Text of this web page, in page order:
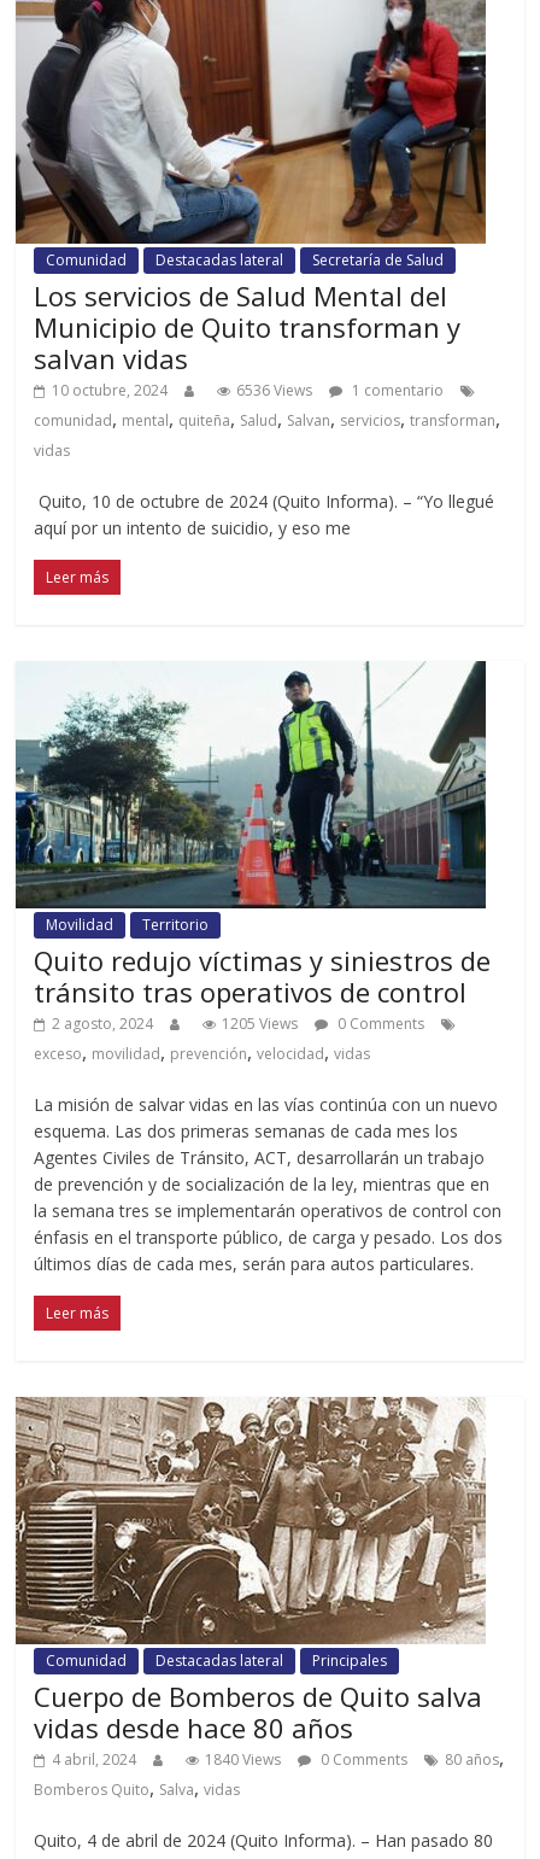
Comunidad Destacadas lateral Secretaría de Salud
Los servicios de Salud Mental del
Municipio de Quito transforman y
salvan vidas
10 octubre, 2024 6536 Views
1 comentario
comunidad, mental, quiteña, Salud, Salvan, servicios,transforman,
vidas
Quito, 10 de octubre de 2024 (Quito Informa). – “Yo llegué
aquí por un intento de suicidio, y eso me
Leer más
Movilidad Territorio
Quito redujo víctimas y siniestros de
tránsito tras operativos de control
2 agosto, 2024 1205 Views
0 Comments
exceso, movilidad, prevención,velocidad,vidas
La misión de salvar vidas en las vías continúa con un nuevo
esquema. Las dos primeras semanas de cada mes los
Agentes Civiles de Tránsito, ACT, desarrollarán un trabajo
de prevención y de socialización de la ley, mientras que en
la semana tres se implementarán operativos de control con
énfasis en el transporte público, de carga y pesado. Los dos
últimos días de cada mes, serán para autos particulares.
Leer más
Comunidad Destacadas lateral Principales
Cuerpo de Bomberos de Quito salva
vidas desde hace 80 años
4 abril, 2024 1840 Views 0 Comments 80 años,
Bomberos Quito, Salva,vidas
Quito, 4 de abril de 2024 (Quito Informa). – Han pasado 80